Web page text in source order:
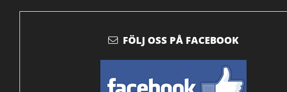
FÖLJ OSS PÅ FACEBOOK